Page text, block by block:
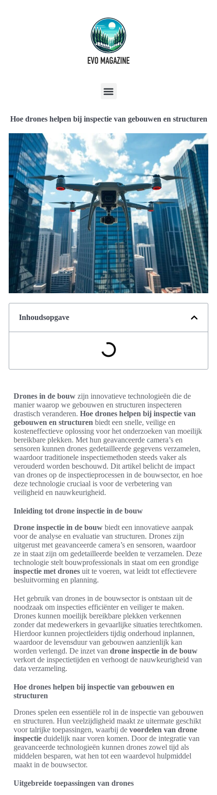
Hoe drones helpen bij inspectie van gebouwen en structuren
Inhoudsopgave
Drones in de bouw zijn innovatieve technologieën die de
manier waarop we gebouwen en structuren inspecteren
drastisch veranderen. Hoe drones helpen bij inspectie van
gebouwen en structuren biedt een snelle, veilige en
kosteneffectieve oplossing voor het onderzoeken van moeilijk
bereikbare plekken. Met hun geavanceerde camera’s en
sensoren kunnen drones gedetailleerde gegevens verzamelen,
waardoor traditionele inspectiemethoden steeds vaker als
verouderd worden beschouwd. Dit artikel belicht de impact
van drones op de inspectieprocessen in de bouwsector, en hoe
deze technologie cruciaal is voor de verbetering van
veiligheid en nauwkeurigheid.
Inleiding tot drone inspectie in de bouw
Drone inspectie in de bouw biedt een innovatieve aanpak
voor de analyse en evaluatie van structuren. Drones zijn
uitgerust met geavanceerde camera’s en sensoren, waardoor
ze in staat zijn om gedetailleerde beelden te verzamelen. Deze
technologie stelt bouwprofessionals in staat om een grondige
inspectie met drones uit te voeren, wat leidt tot effectievere
besluitvorming en planning.
Het gebruik van drones in de bouwsector is ontstaan uit de
noodzaak om inspecties efficiënter en veiliger te maken.
Drones kunnen moeilijk bereikbare plekken verkennen
zonder dat medewerkers in gevaarlijke situaties terechtkomen.
Hierdoor kunnen projectleiders tijdig onderhoud inplannen,
waardoor de levensduur van gebouwen aanzienlijk kan
worden verlengd. De inzet van drone inspectie in de bouw
verkort de inspectietijden en verhoogt de nauwkeurigheid van
data verzameling.
Hoe drones helpen bij inspectie van gebouwen en
structuren
Drones spelen een essentiële rol in de inspectie van gebouwen
en structuren. Hun veelzijdigheid maakt ze uitermate geschikt
voor talrijke toepassingen, waarbij de voordelen van drone
inspectie duidelijk naar voren komen. Door de integratie van
geavanceerde technologieën kunnen drones zowel tijd als
middelen besparen, wat hen tot een waardevol hulpmiddel
maakt in de bouwsector.
Uitgebreide toepassingen van drones